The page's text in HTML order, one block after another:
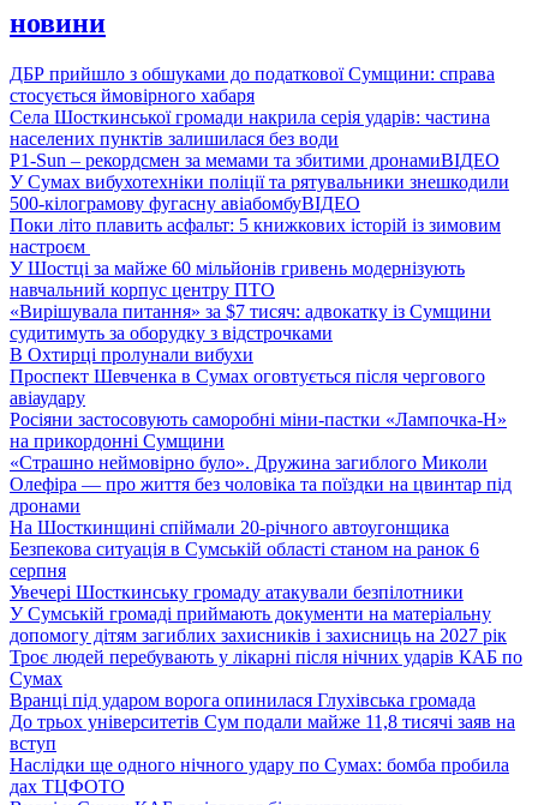
новини
ДБР прийшло з обшуками до податкової Сумщини: справа
стосується ймовірного хабаря
Села Шосткинської громади накрила серія ударів: частина
населених пунктів залишилася без води
P1-Sun – рекордсмен за мемами та збитими дронамиВІДЕО
У Сумах вибухотехніки поліції та рятувальники знешкодили
500-кілограмову фугасну авіабомбуВІДЕО
Поки літо плавить асфальт: 5 книжкових історій із зимовим
настроєм
У Шостці за майже 60 мільйонів гривень модернізують
навчальний корпус центру ПТО
«Вирішувала питання» за $7 тисяч: адвокатку із Сумщини
судитимуть за оборудку з відстрочками
В Охтирці пролунали вибухи
Проспект Шевченка в Сумах оговтується після чергового
авіаудару
Росіяни застосовують саморобні міни-пастки «Лампочка-Н»
на прикордонні Сумщини
«Страшно неймовірно було». Дружина загиблого Миколи
Олефіра — про життя без чоловіка та поїздки на цвинтар під
дронами
На Шосткинщині спіймали 20-річного автоугонщика
Безпекова ситуація в Сумській області станом на ранок 6
серпня
Увечері Шосткинську громаду атакували безпілотники
У Сумській громаді приймають документи на матеріальну
допомогу дітям загиблих захисників і захисниць на 2027 рік
Троє людей перебувають у лікарні після нічних ударів КАБ по
Сумах
Вранці під ударом ворога опинилася Глухівська громада
До трьох університетів Сум подали майже 11,8 тисячі заяв на
вступ
Наслідки ще одного нічного удару по Сумах: бомба пробила
дах ТЦФОТО